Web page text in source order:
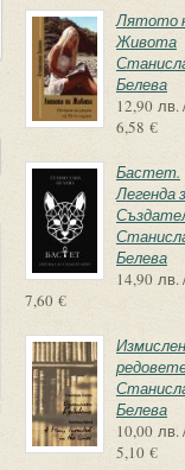
Лятото
Живота
Белева
12,90 лв.
6,58 €
Бастет.
Легенда
Белева
14,90 лв.
7,60 €
Белева
10,00 лв.
5,10 €